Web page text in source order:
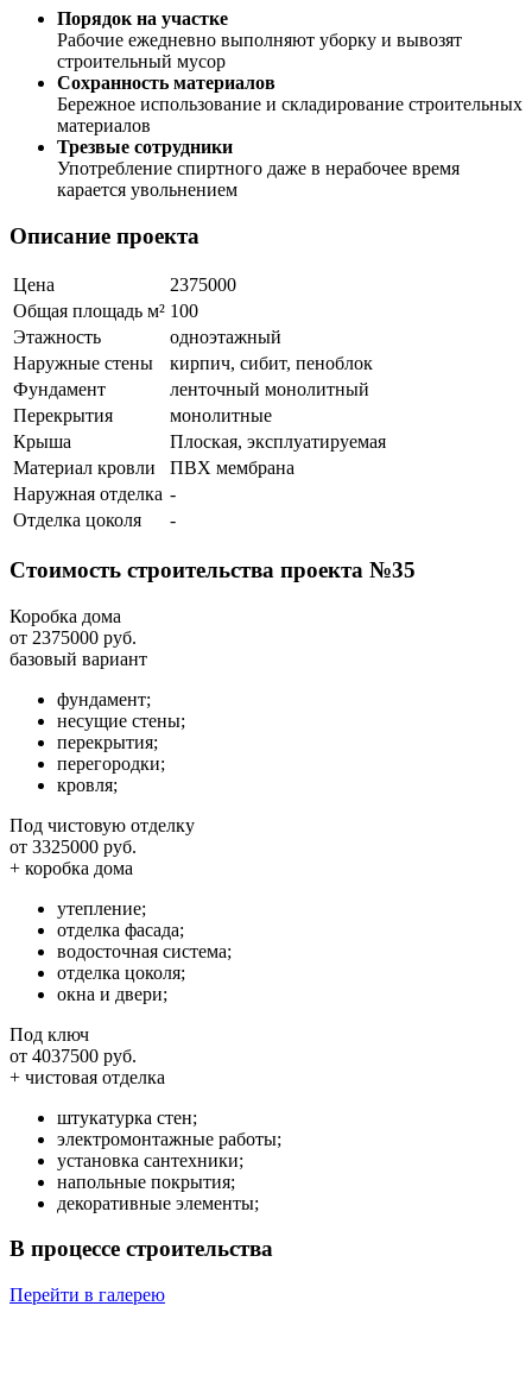
Порядок на участке
Рабочие ежедневно выполняют уборку и вывозят
строительный мусор
Сохранность материалов
Бережное использование и складирование строительных
материалов
Трезвые сотрудники
Употребление спиртного даже в нерабочее время
карается увольнением
Описание проекта
Цена
2375000
Общая площадь м² 100
Этажность
одноэтажный
Наружные стены
кирпич, сибит, пеноблок
Фундамент
ленточный монолитный
Перекрытия
монолитные
Крыша
Плоская, эксплуатируемая
Материал кровли
ПВХ мембрана
Наружная отделка -
Отделка цоколя
-
Стоимость строительства проекта №35
Коробка дома
от 2375000 руб.
базовый вариант
фундамент;
несущие стены;
перекрытия;
перегородки;
кровля;
Под чистовую отделку
от 3325000 руб.
+ коробка дома
утепление;
отделка фасада;
водосточная система;
отделка цоколя;
окна и двери;
Под ключ
от 4037500 руб.
+ чистовая отделка
штукатурка стен;
электромонтажные работы;
установка сантехники;
напольные покрытия;
декоративные элементы;
В процессе строительства
Перейти в галерею